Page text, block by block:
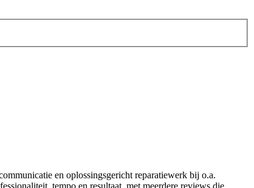
en oplossingsgericht reparatiewerk bij o.a.
tempo en resultaat, met meerdere reviews die